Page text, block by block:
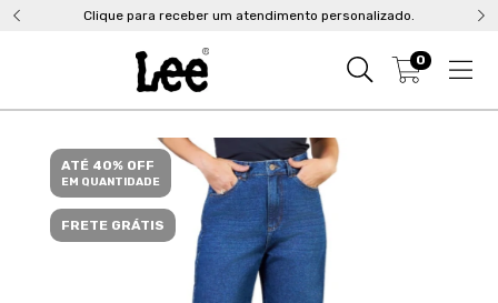
Clique para receber um atendimento personalizado.
0
ATÉ 40% OFF
EM QUANTIDADE
FRETE GRÁTIS